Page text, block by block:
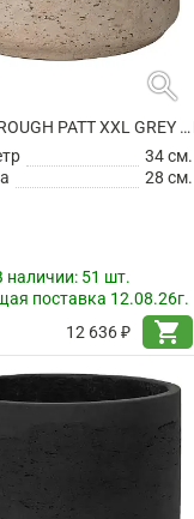
search
КАШПО ROUGH PATT XXL GREY WASHED
34 см.
28 см.
наличии: 51 шт.
поставка 12.08.26г.
12 636 ₽
shopping_cart